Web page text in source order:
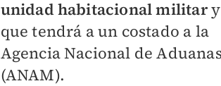
unidad habitacional military
que tendrá a un costado a la
Agencia Nacional de
(ANAM).